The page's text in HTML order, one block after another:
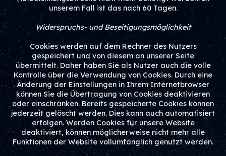
unserem Fall ist das nach 60 Tagen.
Widerspruchs- und Beseitigungsmöglichkeit
Cookies werden auf dem Rechner des Nutzers
gespeichert und von diesem an unserer Seite
übermittelt. Daher haben Sie als Nutzer auch die volle
Kontrolle über die Verwendung von Cookies. Durch eine
Änderung der Einstellungen in Ihrem Internetbrowser
können Sie die Übertragung von Cookies deaktivieren
oder einschränken. Bereits gespeicherte Cookies können
jederzeit gelöscht werden. Dies kann auch automatisiert
erfolgen. Werden Cookies für unsere Website
deaktiviert, können möglicherweise nicht mehr alle
Funktionen der Website vollumfänglich genutzt werden.